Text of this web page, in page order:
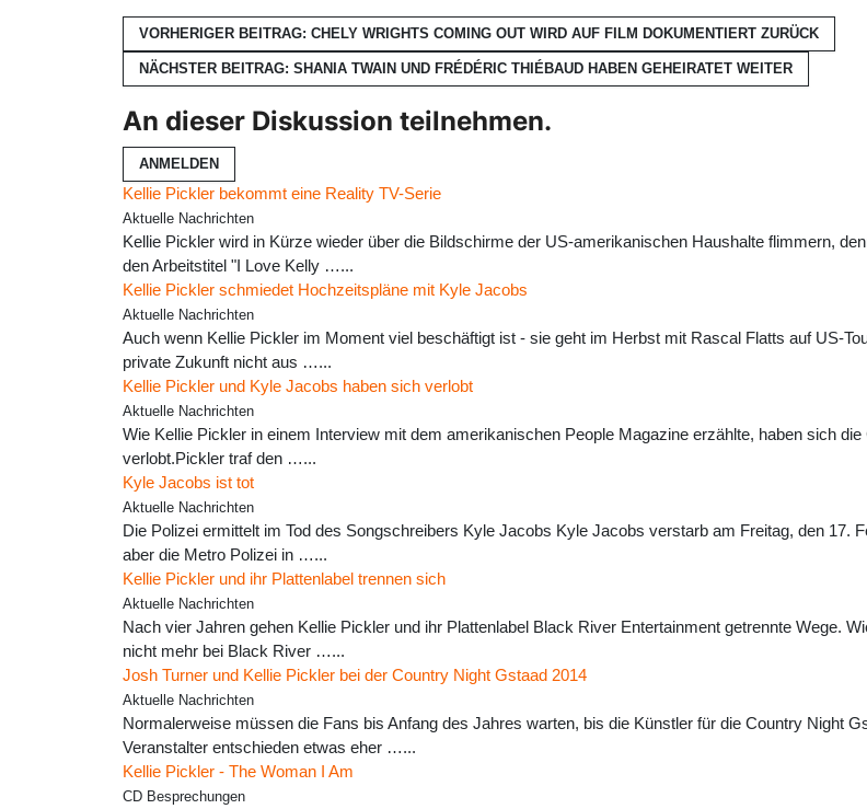
VORHERIGER BEITRAG: CHELY WRIGHTS COMING OUT WIRD AUF FILM DOKUMENTIERT ZURÜCK
NÄCHSTER BEITRAG: SHANIA TWAIN UND FRÉDÉRIC THIÉBAUD HABEN GEHEIRATET WEITER
An dieser Diskussion teilnehmen.
ANMELDEN
Kellie Pickler bekommt eine Reality TV-Serie
Aktuelle Nachrichten
Kellie Pickler wird in Kürze wieder über die Bildschirme der US-amerikanischen Haushalte flimmern,
den Arbeitstitel "I Love Kelly …...
Kellie Pickler schmiedet Hochzeitspläne mit Kyle Jacobs
Aktuelle Nachrichten
Auch wenn Kellie Pickler im Moment viel beschäftigt ist - sie geht im Herbst mit Rascal Flatts auf US-
private Zukunft nicht aus …...
Kellie Pickler und Kyle Jacobs haben sich verlobt
Aktuelle Nachrichten
Wie Kellie Pickler in einem Interview mit dem amerikanischen People Magazine erzählte, haben sich
verlobt.Pickler traf den …...
Kyle Jacobs ist tot
Aktuelle Nachrichten
Die Polizei ermittelt im Tod des Songschreibers Kyle Jacobs Kyle Jacobs verstarb am Freitag, den 17.
aber die Metro Polizei in …...
Kellie Pickler und ihr Plattenlabel trennen sich
Aktuelle Nachrichten
Nach vier Jahren gehen Kellie Pickler und ihr Plattenlabel Black River Entertainment getrennte Wege.
nicht mehr bei Black River …...
Josh Turner und Kellie Pickler bei der Country Night Gstaad 2014
Aktuelle Nachrichten
Normalerweise müssen die Fans bis Anfang des Jahres warten, bis die Künstler für die Country Night
Veranstalter entschieden etwas eher …...
Kellie Pickler - The Woman I Am
CD Besprechungen